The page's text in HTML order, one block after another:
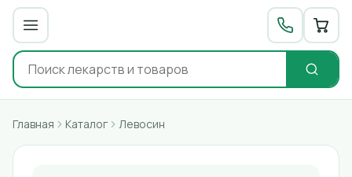
Главная Каталог Левосин